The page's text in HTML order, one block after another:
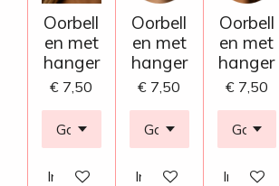
Oorbell
en met
hanger
€ 7,50
In winkelwagen
Oorbell
en met
hanger
€ 7,50
In winkelwagen
Oorbell
en met
hanger
€ 7,50
In